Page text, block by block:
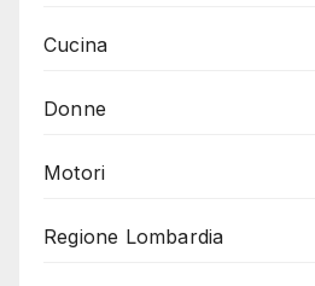
Cucina
Donne
Motori
Regione Lombardia